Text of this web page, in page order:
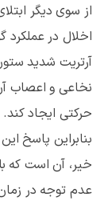
از سوی دیگر
اخلال در عملکرد
آرتریت شدید
نخاعی و اعصاب
حرکتی ایجاد کند.
بنابراین پاسخ
خیر، آن است که
عدم توجه در